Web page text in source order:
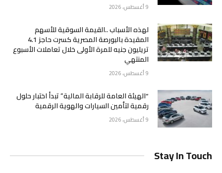
9 أغسطس، 2026
لهذه الأسباب ..القيمة السوقية للأسهم
المقيدة بالبورصة المصرية كسرت حاجز 4.1
تريليون جنيه للمرة الأولى خلال تعاملات الأسبوع
المنتهي
9 أغسطس، 2026
“الهيئة العامة للرقابة المالية” تبدأ اختبار حلول
رقمية لتأمين السيارات والهوية الرقمية
9 أغسطس، 2026
Stay In Touch